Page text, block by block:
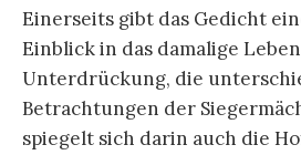
Einerseits gibt das Gedicht
Einblick in das damalige
Unterdrückung, die
Betrachtungen der
spiegelt sich darin auch die